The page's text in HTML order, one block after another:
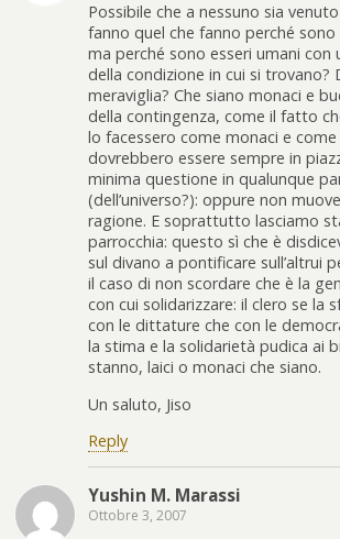
Possibile che a nessuno sia
fanno quel che fanno perché
ma perché sono esseri umani con
della condizione in cui si trovano?
meraviglia? Che siano monaci e
della contingenza, come il fatto
lo facessero come monaci e
dovrebbero essere sempre in
minima questione in qualunque
(dell’universo?): oppure non
ragione. E soprattutto lasciamo
parrocchia: questo sì che è
sul divano a pontificare sull’altrui
il caso di non scordare che è la
con cui solidarizzare: il clero se la
con le dittature che con le
la stima e la solidarietà pudica ai
stanno, laici o monaci che siano.
Un saluto, Jiso
Reply
Yushin M. Marassi
Ottobre 3, 2007